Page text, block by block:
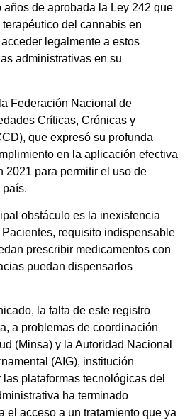
de aprobada la Ley 242 que
del cannabis en
legalmente a estos
administrativas en su
Federación Nacional de
Críticas, Crónicas y
que expresó su profunda
en la aplicación efectiva
2021 para permitir el uso de
obstáculo es la inexistencia
requisito indispensable
prescribir medicamentos con
puedan dispensarlos
la falta de este registro
a problemas de coordinación
(Minsa) y la Autoridad Nacional
(AIG), institución
plataformas tecnológicas del
ha terminado
el acceso a un tratamiento que ya